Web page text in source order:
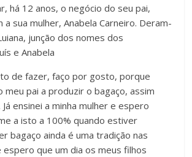
há 12 anos, o negócio do seu pai,
a sua mulher, Anabela Carneiro. Deram-
junção dos nomes dos
e Anabela
de fazer, faço por gosto, porque
meu pai a produzir o bagaço, assim
Já ensinei a minha mulher e espero
a isto a 100% quando estiver
bagaço ainda é uma tradição nas
que um dia os meus filhos